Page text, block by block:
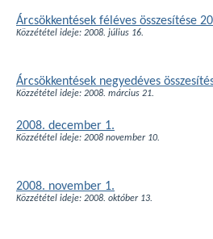
Árcsökkentések féléves összesítése
Közzététel ideje: 2008. július 16.
Árcsökkentések negyedéves
Közzététel ideje: 2008. március 21.
2008. december 1.
Közzététel ideje: 2008 november 10.
2008. november 1.
Közzététel ideje: 2008. október 13.